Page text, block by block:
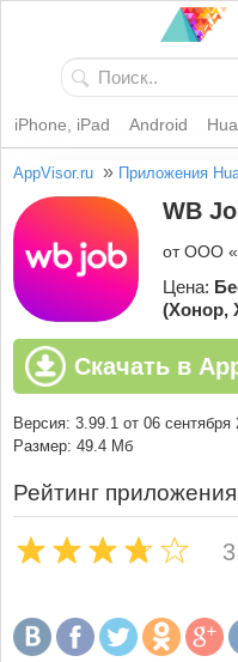
iPhone, iPad Android
AppVisor.ru » Приложения
WB
от ООО
Цена:
(Хонор,
Скачать в
Версия: 3.99.1 от 06 сентября
Размер: 49.4 Мб
Рейтинг приложения